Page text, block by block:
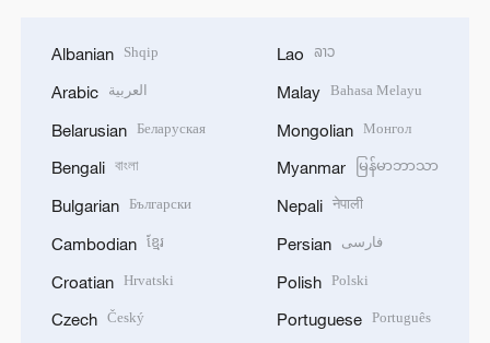
Albanian Shqip
Arabic العربية
Belarusian Беларуская
Bengali বাংলা
Bulgarian Български
Cambodian ខ្មែរ
Croatian Hrvatski
Czech Český
Lao ລາວ
Malay Bahasa Melayu
Mongolian Монгол
Myanmar မြန်မာဘာသာ
Nepali नेपाली
Persian فارسی
Polish Polski
Portuguese Português